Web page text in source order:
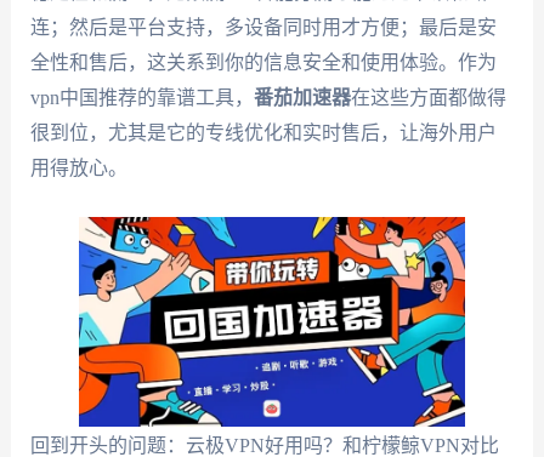
连；然后是平台支持，多设备同时用才方便；最后是安
全性和售后，这关系到你的信息安全和使用体验。作为
vpn中国推荐的靠谱工具， 番茄加速器在这些方面都做得
很到位，尤其是它的专线优化和实时售后，让海外用户
用得放心。
回到开头的问题：云极VPN好用吗？和柠檬鲸VPN对比